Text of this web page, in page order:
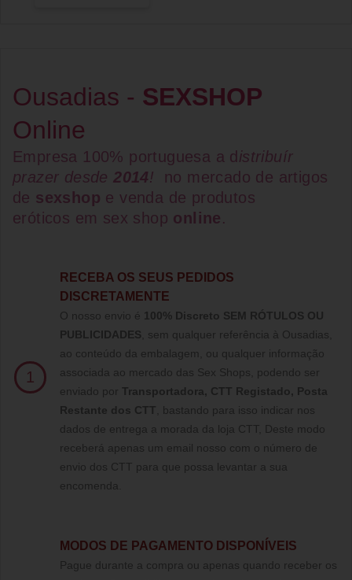
Ousadias - SEXSHOP
Online
Empresa 100% portuguesa a d istribuír
prazer desde2014!
no mercado de artigos
de sexshop e venda de produtos
eróticos em sex shop online.
1
RECEBA OS SEUS PEDIDOS
DISCRETAMENTE
O nosso envio é 100% Discreto SEM RÓTULOS OU
PUBLICIDADES , sem qualquer referência à Ousadias,
ao conteúdo da embalagem, ou qualquer informação
associada ao mercado das Sex Shops, podendo ser
enviado por Transportadora, CTT Registado, Posta
Restante dos CTT , bastando para isso indicar nos
dados de entrega a morada da loja CTT, Deste modo
receberá apenas um email nosso com o número de
envio dos CTT para que possa levantar a sua
encomenda.
MODOS DE PAGAMENTO DISPONÍVEIS
Pague durante a compra ou apenas quando receber os